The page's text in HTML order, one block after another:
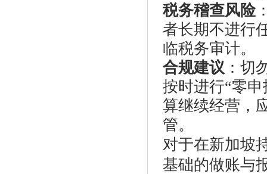
税务稽查风险
者长期不进行
临税务审计。
合规建议 ：切
按时进行“零
算继续经营，
管。
对于在新加坡
基础的做账与